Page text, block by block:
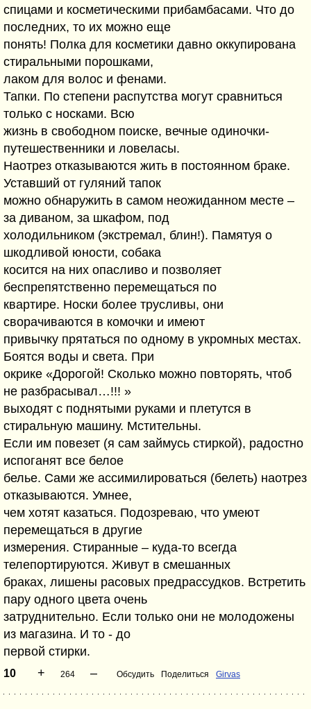
спицами и косметическими прибамбасами. Что до
последних, то их можно еще
понять! Полка для косметики давно оккупирована
стиральными порошками,
лаком для волос и фенами.
Тапки. По степени распутства могут сравниться
только с носками. Всю
жизнь в свободном поиске, вечные одиночки-
путешественники и ловеласы.
Наотрез отказываются жить в постоянном браке.
Уставший от гуляний тапок
можно обнаружить в самом неожиданном месте –
за диваном, за шкафом, под
холодильником (экстремал, блин!). Памятуя о
шкодливой юности, собака
косится на них опасливо и позволяет
беспрепятственно перемещаться по
квартире. Носки более трусливы, они
сворачиваются в комочки и имеют
привычку прятаться по одному в укромных местах.
Боятся воды и света. При
окрике «Дорогой! Сколько можно повторять, чтоб
не разбрасывал…!!! »
выходят с поднятыми руками и плетутся в
стиральную машину. Мстительны.
Если им повезет (я сам займусь стиркой), радостно
испоганят все белое
белье. Сами же ассимилироваться (белеть) наотрез
отказываются. Умнее,
чем хотят казаться. Подозреваю, что умеют
перемещаться в другие
измерения. Стиранные – куда-то всегда
телепортируются. Живут в смешанных
браках, лишены расовых предрассудков. Встретить
пару одного цвета очень
затруднительно. Если только они не молодожены
из магазина. И то - до
первой стирки.
10 + 264 – Обсудить Поделиться Girvas